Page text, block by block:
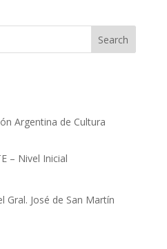
Argentina de Cultura
– Nivel Inicial
Gral. José de San Martín